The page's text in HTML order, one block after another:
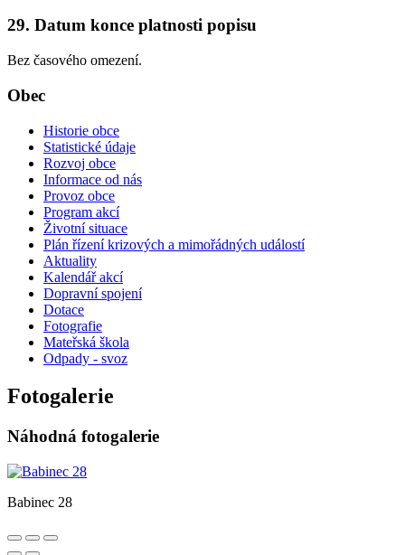
29. Datum konce platnosti popisu
Bez časového omezení.
Obec
Historie obce
Statistické údaje
Rozvoj obce
Informace od nás
Provoz obce
Program akcí
Životní situace
Plán řízení krizových a mimořádných událostí
Aktuality
Kalendář akcí
Dopravní spojení
Dotace
Fotografie
Mateřská škola
Odpady - svoz
Fotogalerie
Náhodná fotogalerie
Babinec 28